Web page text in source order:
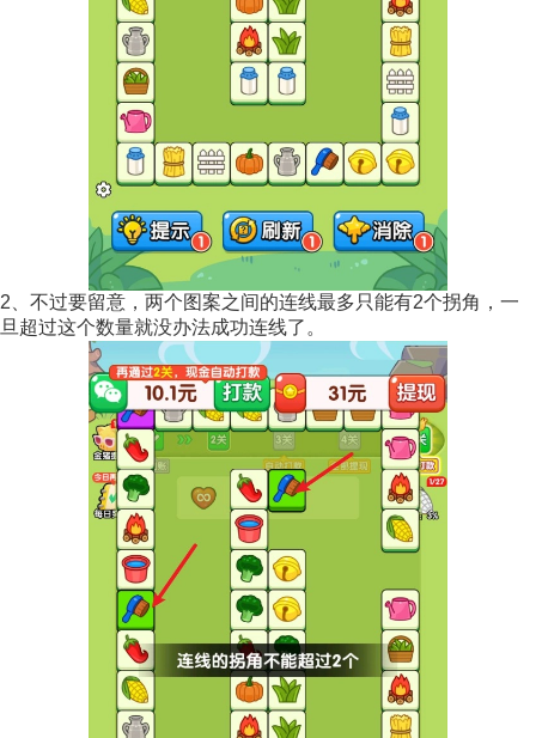
2、不过要留意，两个图案之间的连线最多只能有2个拐角，一
旦超过这个数量就没办法成功连线了。